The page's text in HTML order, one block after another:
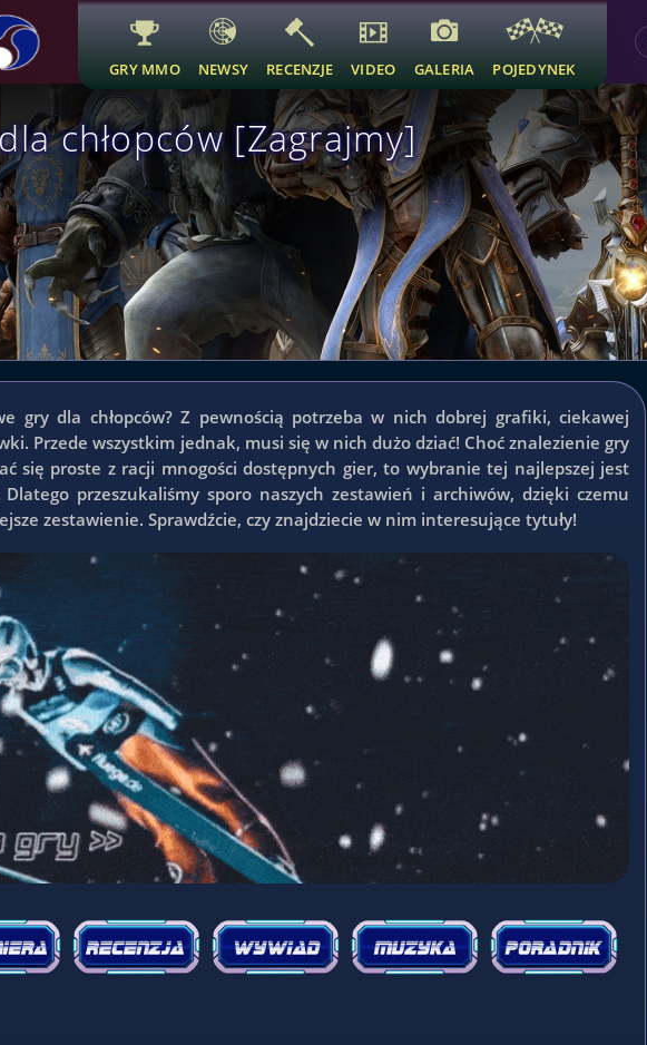
GRY MMO NEWSY RECENZJE VIDEO GALERIA POJEDYNEK
chłopców [Zagrajmy]
gry dla chłopców? Z pewnością potrzeba w nich dobrej grafiki, ciekawej
Przede wszystkim jednak, musi się w nich dużo dziać! Choć znalezienie gry
się proste z racji mnogości dostępnych gier, to wybranie tej najlepszej jest
przeszukaliśmy sporo naszych zestawień i archiwów, dzięki czemu
zestawienie. Sprawdźcie, czy znajdziecie w nim interesujące tytuły!